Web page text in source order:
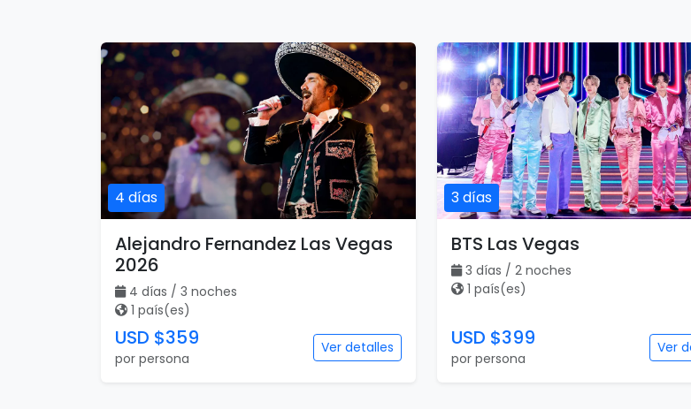
4 días
Alejandro Fernandez Las Vegas
2026
4 días / 3 noches
1 país(es)
USD $359
por persona
Ver detalles
3 días
BTS Las Vegas
3 días / 2 noches
1 país(es)
USD $399
por persona
Ver